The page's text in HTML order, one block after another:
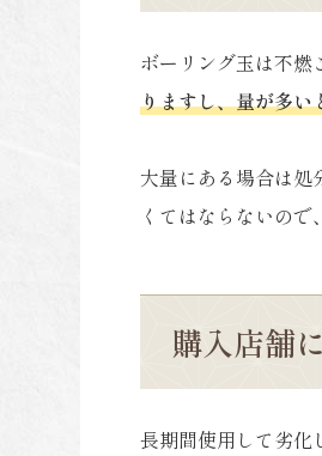
ボーリング玉は不
りますし、量が多い
大量にある場合は処
くてはならないの
購入店舗
長期間使用して劣化